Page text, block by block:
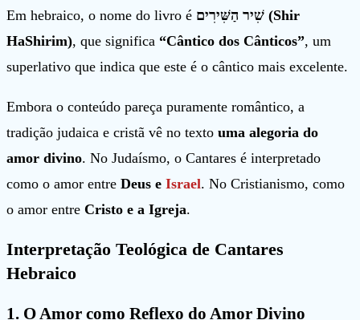
Em hebraico, o nome do livro é שִׁיר הַשִּׁירִים (Shir
HaShirim), que significa “Cântico dos Cânticos”, um
superlativo que indica que este é o cântico mais excelente.
Embora o conteúdo pareça puramente romântico, a
tradição judaica e cristã vê no texto uma alegoria do
amor divino. No Judaísmo, o Cantares é interpretado
como o amor entre Deus e Israel. No Cristianismo, como
o amor entre Cristo e a Igreja.
Interpretação Teológica de Cantares
Hebraico
1. O Amor como Reflexo do Amor Divino